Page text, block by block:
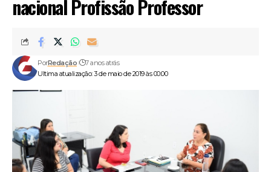
nacional Profissão Professor
Ultima atualização: 3 de maio de 2019 às 00:00
PorRedação 7 anos atrás